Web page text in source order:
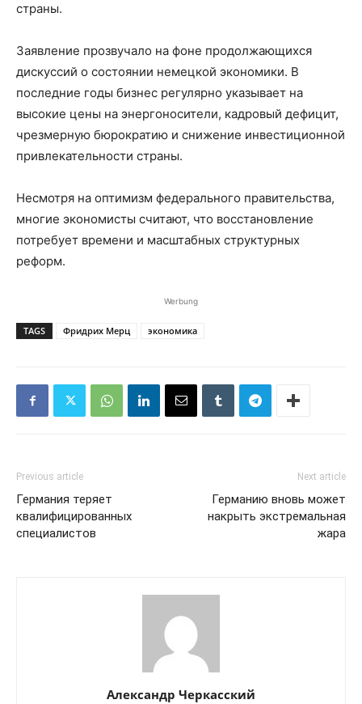
страны.
Заявление прозвучало на фоне продолжающихся
дискуссий о состоянии немецкой экономики. В
последние годы бизнес регулярно указывает на
высокие цены на энергоносители, кадровый дефицит,
чрезмерную бюрократию и снижение инвестиционной
привлекательности страны.
Несмотря на оптимизм федерального правительства,
многие экономисты считают, что восстановление
потребует времени и масштабных структурных
реформ.
Werbung
TAGS Фридрих Мерц экономика
Previous article
Германия теряет
квалифицированных
специалистов
Next article
Германию вновь может
накрыть экстремальная
жара
Александр Черкасский